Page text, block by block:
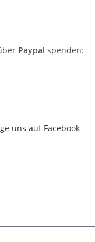
Paypal spenden:
uns auf Facebook